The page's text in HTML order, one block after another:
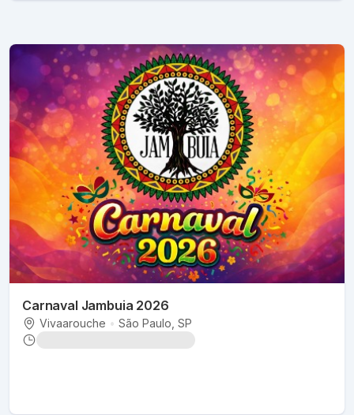
Carnaval Jambuia 2026
Vivaarouche • São Paulo , SP